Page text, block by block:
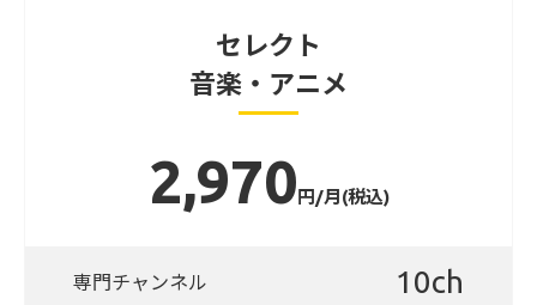
セレクト
音楽・アニメ
2,970 円/月(税込)
専門チャンネル 10ch